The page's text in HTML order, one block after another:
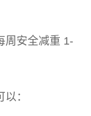
周安全减重 1-
：